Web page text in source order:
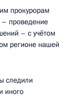
прокурорам
проведение
– с учётом
регионе нашей
следили
иного